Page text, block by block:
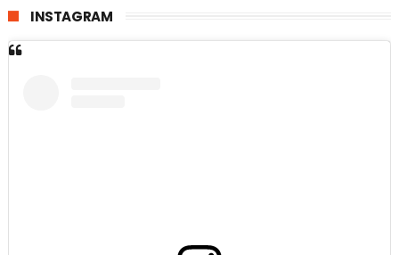
INSTAGRAM